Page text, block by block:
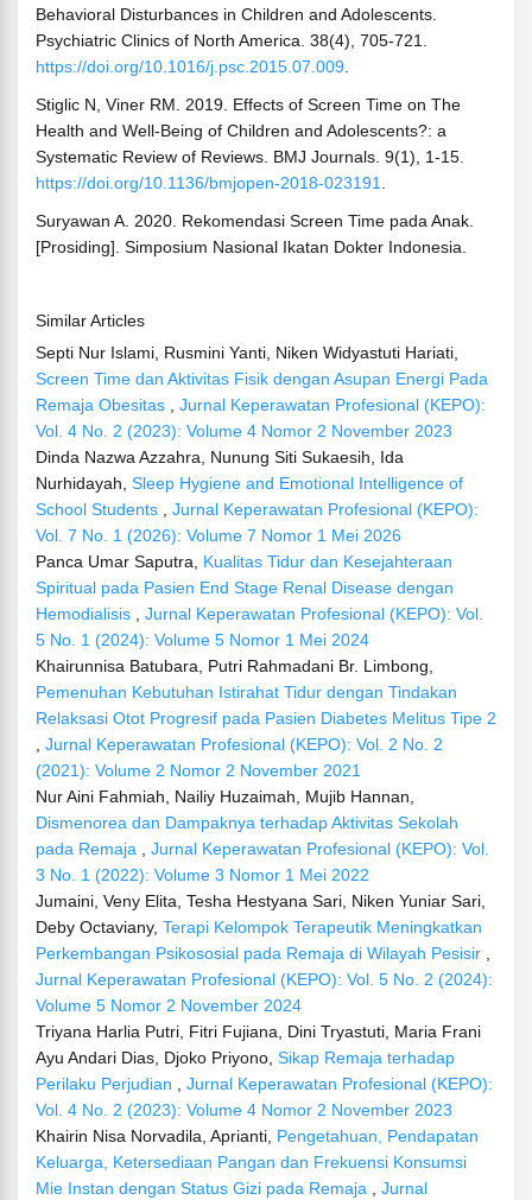
Behavioral Disturbances in Children and Adolescents.
Psychiatric Clinics of North America. 38(4), 705-721.
https://doi.org/10.1016/j.psc.2015.07.009
Stiglic N, Viner RM. 2019. Effects of Screen Time on The
Health and Well-Being of Children and Adolescents?: a
Systematic Review of Reviews. BMJ Journals. 9(1), 1-15.
https://doi.org/10.1136/bmjopen-2018-023191
Suryawan A. 2020. Rekomendasi Screen Time pada Anak.
[Prosiding]. Simposium Nasional Ikatan Dokter Indonesia.
Similar Articles
Septi Nur Islami, Rusmini Yanti, Niken Widyastuti Hariati,
Screen Time dan Aktivitas Fisik dengan Asupan Energi Pada
Remaja Obesitas
Jurnal Keperawatan Profesional (KEPO):
Vol. 4 No. 2 (2023): Volume 4 Nomor 2 November 2023
Dinda Nazwa Azzahra, Nunung Siti Sukaesih, Ida
Nurhidayah, Sleep Hygiene and Emotional Intelligence of
School Students
Jurnal Keperawatan Profesional (KEPO):
Vol. 7 No. 1 (2026): Volume 7 Nomor 1 Mei 2026
Panca Umar Saputra, Kualitas Tidur dan Kesejahteraan
Spiritual pada Pasien End Stage Renal Disease dengan
Hemodialisis
Jurnal Keperawatan Profesional (KEPO): Vol.
5 No. 1 (2024): Volume 5 Nomor 1 Mei 2024
Khairunnisa Batubara, Putri Rahmadani Br. Limbong,
Pemenuhan Kebutuhan Istirahat Tidur dengan Tindakan
Relaksasi Otot Progresif pada Pasien Diabetes Melitus Tipe 2
Jurnal Keperawatan Profesional (KEPO): Vol. 2 No. 2
(2021): Volume 2 Nomor 2 November 2021
Nur Aini Fahmiah, Nailiy Huzaimah, Mujib Hannan,
Dismenorea dan Dampaknya terhadap Aktivitas Sekolah
pada Remaja
Jurnal Keperawatan Profesional (KEPO): Vol.
3 No. 1 (2022): Volume 3 Nomor 1 Mei 2022
Jumaini, Veny Elita, Tesha Hestyana Sari, Niken Yuniar Sari,
Deby Octaviany, Terapi Kelompok Terapeutik Meningkatkan
Perkembangan Psikososial pada Remaja di Wilayah Pesisir
Jurnal Keperawatan Profesional (KEPO): Vol. 5 No. 2 (2024):
Volume 5 Nomor 2 November 2024
Triyana Harlia Putri, Fitri Fujiana, Dini Tryastuti, Maria Frani
Ayu Andari Dias, Djoko Priyono, Sikap Remaja terhadap
Perilaku Perjudian
Jurnal Keperawatan Profesional (KEPO):
Vol. 4 No. 2 (2023): Volume 4 Nomor 2 November 2023
Khairin Nisa Norvadila, Aprianti, Pengetahuan, Pendapatan
Keluarga, Ketersediaan Pangan dan Frekuensi Konsumsi
Mie Instan dengan Status Gizi pada Remaja
Jurnal